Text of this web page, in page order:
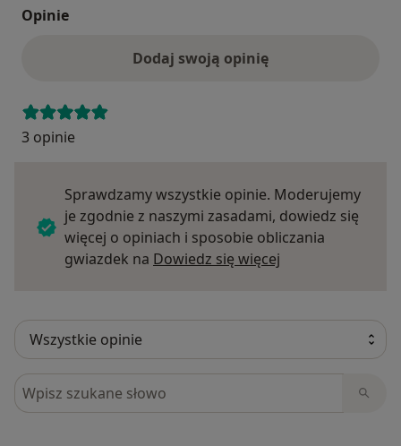
Opinie
Dodaj swoją opinię
3 opinie
Sprawdzamy wszystkie opinie. Moderujemy
je zgodnie z naszymi zasadami, dowiedz się
więcej o opiniach i sposobie obliczania
gwiazdek na Dowiedz się więcej
Szukaj w opiniach